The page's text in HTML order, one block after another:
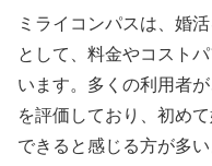
ミライコンパスは、婚
として、料金やコスト
います。多くの利用者
を評価しており、初め
できると感じる方が多